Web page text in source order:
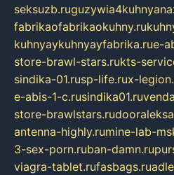
seksuzb.ru
fabrikaofabrikaokuhny.ru
kuhnyaykuhnyayfabrika.rue-
store-brawl-stars.rukts-
sindika-01.rusp-life.rux-
e-abis-1-c.rusindika01.ru
store-brawlstars.ru
antenna-highly.rumine-lab-
3-sex-porn.ruban-damn.ru
viagra-tablet.rufasbags.ru